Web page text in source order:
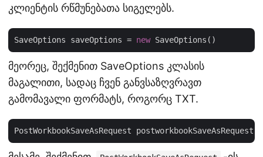
კლიენტის რწმუნებათა სიგელებს.
SaveOptions saveOptions = new
მეორეც, შექმენით SaveOptions კლასის
მაგალითი, სადაც ჩვენ განვსაზღვრავთ
გამომავალი ფორმატს, როგორც TXT.
PostWorkbookSaveAsRequest postworkbookSaveAsRequest